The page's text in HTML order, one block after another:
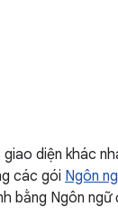
diện khác
các gói Ngôn
bằng Ngôn